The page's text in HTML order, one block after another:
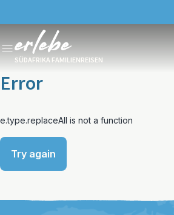
SÜDAFRIKA FAMILIENREISEN
Error
e.type.replaceAll is not a function
Try again